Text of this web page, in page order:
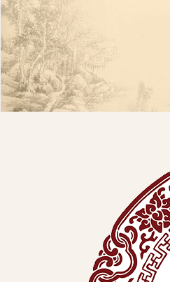
技
发
展
有